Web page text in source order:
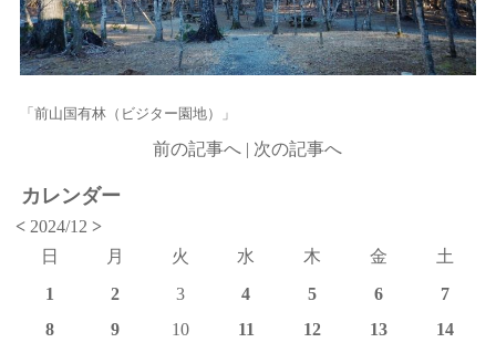
「前山国有林（ビジター園地）」
前の記事へ | 次の記事へ
カレンダー
< 2024/12>
日
月 火 水 木 金
土
1
2 3 4 5 6
7
8
9 10 11 12 13
14